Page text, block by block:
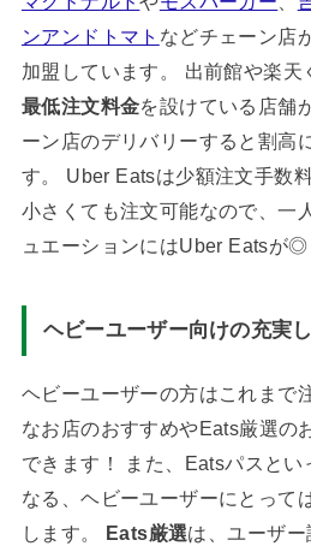
ンアンドトマト などチェーン店
加盟しています。 出前館や楽天
最低注文料金を設けている店舗
ーン店のデリバリーすると割高
す。 Uber Eatsは少額注文手数
小さくても注文可能なので、一
ュエーションにはUber Eatsが◎
ヘビーユーザー向けの充実
ヘビーユーザーの方はこれまで
なお店のおすすめやEats厳選の
できます！ また、Eatsパスとい
なる、ヘビーユーザーにとって
します。 Eats厳選は、ユーザ